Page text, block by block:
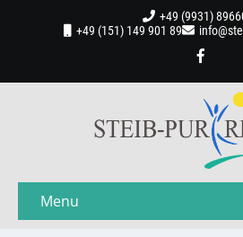
+49 (9931)
+49 (151) 149 901 89
Menu